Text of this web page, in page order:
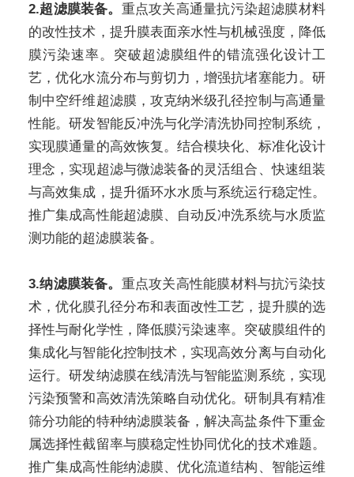
2.超滤膜装备。 重点攻关高通量抗污染超滤膜材料
的改性技术，提升膜表面亲水性与机械强度，降低
膜污染速率。突破超滤膜组件的错流强化设计工
艺，优化水流分布与剪切力，增强抗堵塞能力。研
制中空纤维超滤膜，攻克纳米级孔径控制与高通量
性能。研发智能反冲洗与化学清洗协同控制系统，
实现膜通量的高效恢复。结合模块化、标准化设计
理念，实现超滤与微滤装备的灵活组合、快速组装
与高效集成，提升循环水水质与系统运行稳定性。
推广集成高性能超滤膜、自动反冲洗系统与水质监
测功能的超滤膜装备。
3.纳滤膜装备。 重点攻关高性能膜材料与抗污染技
术，优化膜孔径分布和表面改性工艺，提升膜的选
择性与耐化学性，降低膜污染速率。突破膜组件的
集成化与智能化控制技术，实现高效分离与自动化
运行。研发纳滤膜在线清洗与智能监测系统，实现
污染预警和高效清洗策略自动优化。研制具有精准
筛分功能的特种纳滤膜装备，解决高盐条件下重金
属选择性截留率与膜稳定性协同优化的技术难题。
推广集成高性能纳滤膜、优化流道结构、智能运维